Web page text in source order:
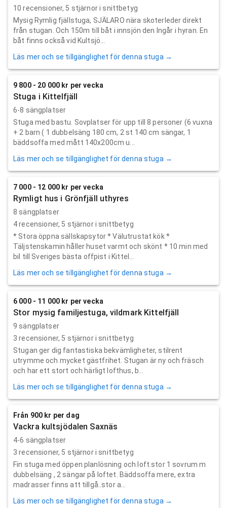
10 recensioner, 5 stjärnor i snittbetyg
Mysig Rymlig fjällstuga, SJÄLARO nära skoterleder direkt
från stugan. Och 150m till båt i innsjön den Ingår i hyran. En
båt finns också vid Kultsjö...
Läs mer och se tillgänglighet för denna stuga →
9 800 - 20 000 kr per vecka
Stuga i Kittelfjäll
6-8 sängplatser
Stuga med bastu. Sovplatser för upp till 8 personer (6 vuxna
+ 2 barn ( 1 dubbelsäng 180 cm, 2 st 140 cm sängar, 1
bäddsoffa med mått 140x200cm u...
Läs mer och se tillgänglighet för denna stuga →
7 000 - 12 000 kr per vecka
Rymligt hus i Grönfjäll uthyres
8 sängplatser
4recensioner, 5 stjärnor i snittbetyg
* Stora öppna sällskapsytor * Välutrustat kök *
Täljstenskamin håller huset varmt och skönt * 10 min med
bil till Sveriges bästa offpist i Kittel...
Läs mer och se tillgänglighet för denna stuga →
6 000 - 11 000 kr per vecka
Stor mysig familjestuga, vildmark Kittelfjäll
9 sängplatser
3 recensioner, 5 stjärnor i snittbetyg
Stugan ger dig fantastiska bekvämligheter, stilrent
utrymme och mycket gästfrihet. Stugan är ny och fräsch
och har ett stort och härligt lofthus, b...
Läs mer och se tillgänglighet för denna stuga →
Från 900 kr per dag
Vackra kultsjödalen Saxnäs
4-6 sängplatser
3 recensioner, 5 stjärnor i snittbetyg
Fin stuga med öppen planlösning och loft.stor 1 sovrum m
dubbelsäng , 2 sängar på loftet. Bäddsoffa mere, extra
madrasser finns att tillgå..stor a...
Läs mer och se tillgänglighet för denna stuga →